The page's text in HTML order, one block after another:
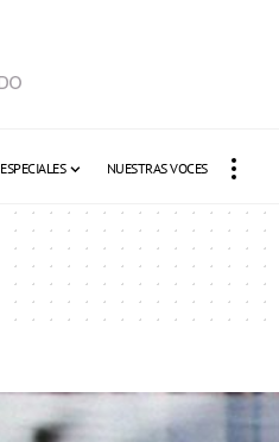
ESPECIALES NUESTRAS VOCES